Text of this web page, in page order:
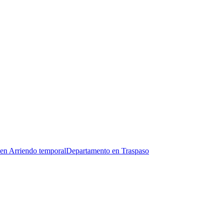
Arriendo temporalDepartamento en Traspaso